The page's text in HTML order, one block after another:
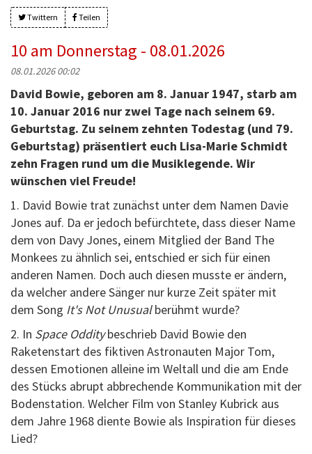
Twittern Teilen
10 am Donnerstag - 08.01.2026
08.01.2026 00:02
David Bowie, geboren am 8. Januar 1947, starb am
10. Januar 2016 nur zwei Tage nach seinem 69.
Geburtstag. Zu seinem zehnten Todestag (und 79.
Geburtstag) präsentiert euch Lisa-Marie Schmidt
zehn Fragen rund um die Musiklegende. Wir
wünschen viel Freude!
1. David Bowie trat zunächst unter dem Namen Davie
Jones auf. Da er jedoch befürchtete, dass dieser Name
dem von Davy Jones, einem Mitglied der Band The
Monkees zu ähnlich sei, entschied er sich für einen
anderen Namen. Doch auch diesen musste er ändern,
da welcher andere Sänger nur kurze Zeit später mit
dem Song It's Not Unusualberühmt wurde?
2. In Space Odditybeschrieb David Bowie den
Raketenstart des fiktiven Astronauten Major Tom,
dessen Emotionen alleine im Weltall und die am Ende
des Stücks abrupt abbrechende Kommunikation mit der
Bodenstation. Welcher Film von Stanley Kubrick aus
dem Jahre 1968 diente Bowie als Inspiration für dieses
Lied?